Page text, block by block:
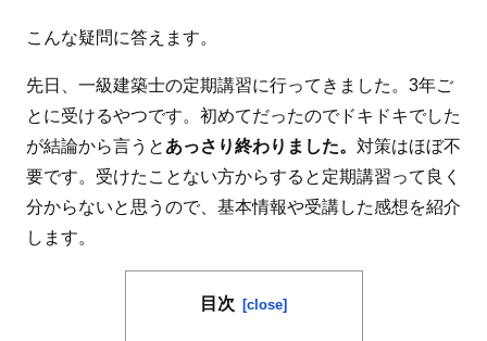
こんな疑問に答えます。
先日、一級建築士の定期講習に行ってきました。3年ご
とに受けるやつです。初めてだったのでドキドキでした
が結論から言うと あっさり終わりました。 対策はほぼ不
要です。受けたことない方からすると定期講習って良く
分からないと思うので、基本情報や受講した感想を紹介
します。
目次